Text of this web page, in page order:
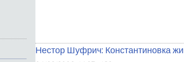
Нестор Шуфрич: Константиновка